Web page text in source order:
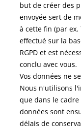
but de créer des
envoyée sert de
à cette fin (par
effectué sur la
RGPD et est
conclu avec vous.
Vos données ne
Nous n'utilisons
que dans le cadre
données sont
délais de